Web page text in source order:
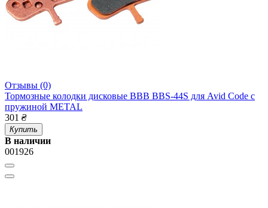
Отзывы (0)
Тормозные колодки дисковые BBB BBS-44S для Avid Code с
пружиной METAL
301 ₴
Купить
В наличии
001926